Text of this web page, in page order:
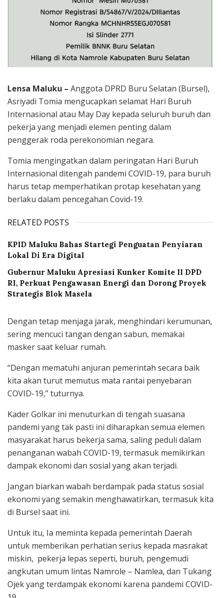
Lensa Maluku – Anggota DPRD Buru Selatan (Bursel),
Asriyadi Tomia mengucapkan selamat Hari Buruh
Internasional atau May Day kepada seluruh buruh dan
pekerja yang menjadi elemen penting dalam
penggerak roda perekonomian negara.
Tomia mengingatkan dalam peringatan Hari Buruh
Internasional ditengah pandemi COVID-19, para buruh
harus tetap memperhatikan protap kesehatan yang
berlaku dalam pencegahan Covid-19.
RELATED POSTS
KPID Maluku Bahas Startegi Penguatan Penyiaran
Lokal Di Era Digital
Gubernur Maluku Apresiasi Kunker Komite II DPD
RI, Perkuat Pengawasan Energi dan Dorong Proyek
Strategis Blok Masela
Dengan tetap menjaga jarak, menghindari kerumunan,
sering mencuci tangan dengan sabun, memakai
masker saat keluar rumah.
“Dengan mematuhi anjuran pemerintah secara baik
kita akan turut memutus mata rantai penyebaran
COVID-19,” tuturnya.
Kader Golkar ini menuturkan di tengah suasana
pandemi yang tak pasti ini diharapkan semua elemen
masyarakat harus bekerja sama, saling peduli dalam
penanganan wabah COVID-19, termasuk memikirkan
dampak ekonomi dan sosial yang akan terjadi.
Jangan biarkan wabah berdampak pada status sosial
ekonomi yang semakin menghawatirkan, termasuk kita
di Bursel saat ini.
Untuk itu, Ia meminta kepada pemerintah Daerah
untuk memberikan perhatian serius kepada masrakat
miskin, pekerja lepas seperti, buruh, pengemudi
angkutan umum lintas Namrole – Namlea, dan Tukang
Ojek yang terdampak ekonomi karena pandemi COVID-